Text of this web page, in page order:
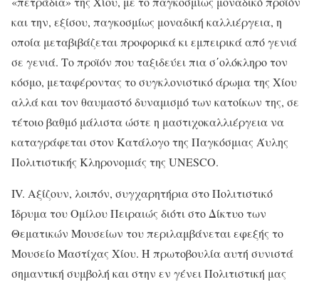
και την, εξίσου, παγκοσμίως μοναδική καλλιέργεια, η
οποία μεταβιβάζεται προφορικά κι εμπειρικά από γενιά
σε γενιά. Το προϊόν που ταξιδεύει πια σ΄ολόκληρο τον
κόσμο, μεταφέροντας το συγκλονιστικό άρωμα της Χίου
αλλά και τον θαυμαστό δυναμισμό των κατοίκων της, σε
τέτοιο βαθμό μάλιστα ώστε η μαστιχοκαλλιέργεια να
καταγράφεται στον Κατάλογο της Παγκόσμιας Άυλης
Πολιτιστικής Κληρονομιάς της UNESCO.
ΙV. Αξίζουν, λοιπόν, συγχαρητήρια στο Πολιτιστικό
Ίδρυμα του Ομίλου Πειραιώς διότι στο Δίκτυο των
Θεματικών Μουσείων του περιλαμβάνεται εφεξής το
Μουσείο Μαστίχας Χίου. Η πρωτοβουλία αυτή συνιστά
σημαντική συμβολή και στην εν γένει Πολιτιστική μας